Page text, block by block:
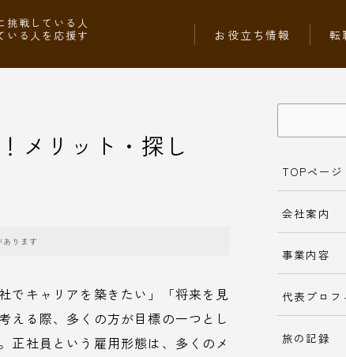
挑戦している人
いる人を応援す
お役立ち情報 転
メリット・探し
あります
でキャリアを築きたい」「将来を見
る際、多くの方が目標の一つとし
正社員という雇用形態は、多くのメ
TOPページ
会社案内
事業内容
代表プロフ
旅の記録